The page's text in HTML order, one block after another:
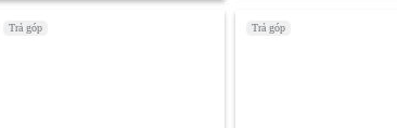
Trả góp Trả góp